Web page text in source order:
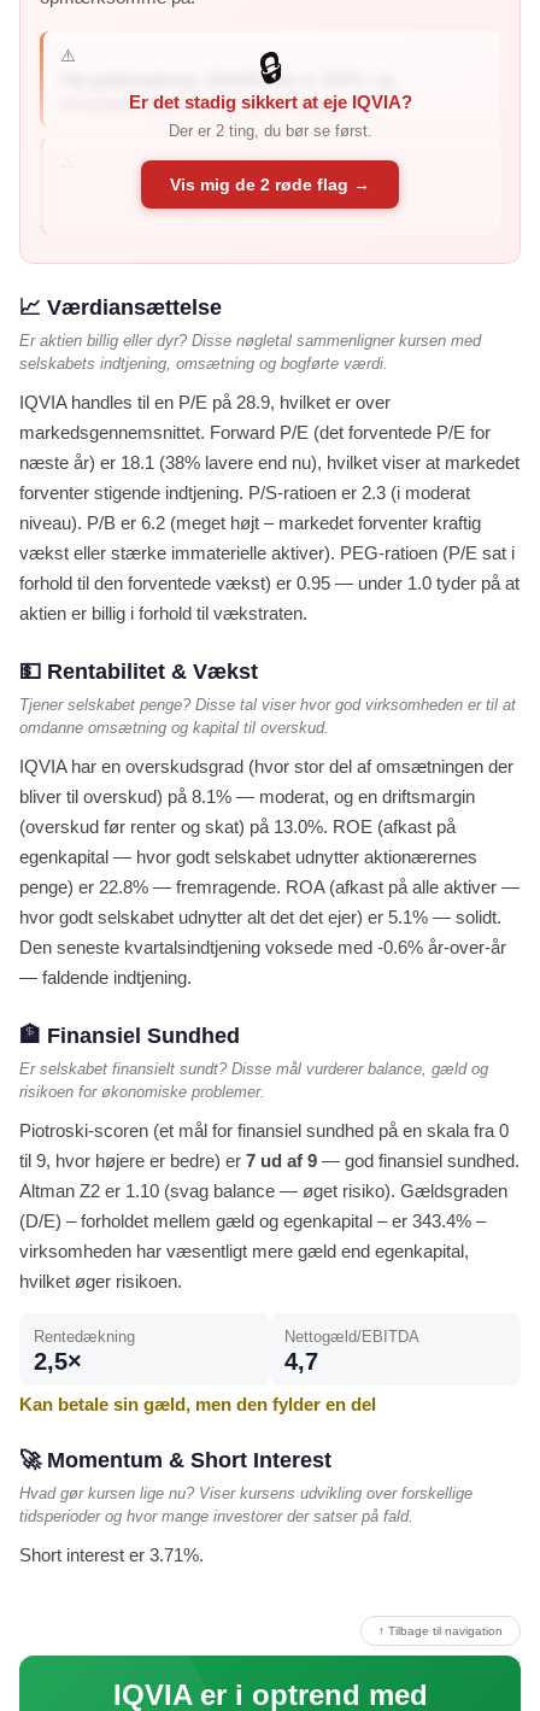
⚠️
Høj gældssætning: Debt/Equity er 343%, og
rentedækningen er 2,5× (hvor mang...
Svag balance (forhøjet risiko): Altman Z2 er 1.10 (svag
balance er 1,1 og under) – balanc...
🔒
Er det stadig sikkert at eje IQVIA?
Der er 2 ting, du bør se først.
Vis mig de 2 røde flag →
📈 Værdiansættelse
Er aktien billig eller dyr? Disse nøgletal sammenligner kursen med
selskabets indtjening, omsætning og bogførte værdi.
IQVIA handles til en P/E på 28.9, hvilket er over
markedsgennemsnittet. Forward P/E (det forventede P/E for
næste år) er 18.1 (38% lavere end nu), hvilket viser at markedet
forventer stigende indtjening. P/S-ratioen er 2.3 (i moderat
niveau). P/B er 6.2 (meget højt – markedet forventer kraftig
vækst eller stærke immaterielle aktiver). PEG-ratioen (P/E sat i
forhold til den forventede vækst) er 0.95 — under 1.0 tyder på at
aktien er billig i forhold til vækstraten.
💵 Rentabilitet & Vækst
Tjener selskabet penge? Disse tal viser hvor god virksomheden er til at
omdanne omsætning og kapital til overskud.
IQVIA har en overskudsgrad (hvor stor del af omsætningen der
bliver til overskud) på 8.1% — moderat, og en driftsmargin
(overskud før renter og skat) på 13.0%. ROE (afkast på
egenkapital — hvor godt selskabet udnytter aktionærernes
penge) er 22.8% — fremragende. ROA (afkast på alle aktiver —
hvor godt selskabet udnytter alt det det ejer) er 5.1% — solidt.
Den seneste kvartalsindtjening voksede med -0.6% år-over-år
— faldende indtjening.
🏦 Finansiel Sundhed
Er selskabet finansielt sundt? Disse mål vurderer balance, gæld og
risikoen for økonomiske problemer.
Piotroski-scoren (et mål for finansiel sundhed på en skala fra 0
til 9, hvor højere er bedre) er 7 ud af 9 — god finansiel sundhed.
Altman Z2 er 1.10 (svag balance — øget risiko). Gældsgraden
(D/E) – forholdet mellem gæld og egenkapital – er 343.4% –
virksomheden har væsentligt mere gæld end egenkapital,
hvilket øger risikoen.
Rentedækning
2,5×
Nettogæld/EBITDA
4,7
Kan betale sin gæld, men den fylder en del
🚀 Momentum & Short Interest
Hvad gør kursen lige nu? Viser kursens udvikling over forskellige
tidsperioder og hvor mange investorer der satser på fald.
Short interest er 3.71%.
↑ Tilbage til navigation
IQVIA er i optrend med